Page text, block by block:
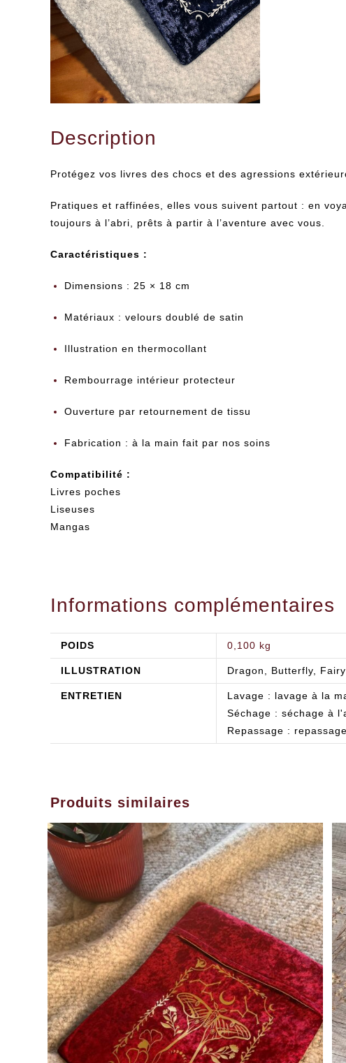
Description
Protégez vos livres des chocs et des agressions
Pratiques et raffinées, elles vous suivent partout : en
toujours à l’abri, prêts à partir à l’aventure avec vous.
Caractéristiques :
Dimensions : 25 × 18 cm
Matériaux : velours doublé de satin
Illustration en thermocollant
Rembourrage intérieur protecteur
Ouverture par retournement de tissu
Fabrication : à la main fait par nos soins
Compatibilité :
Livres poches
Liseuses
Mangas
Informations complémentaires
POIDS 0,100 kg
ILLUSTRATION Dragon, Butterfly, Fairy
ENTRETIEN
Lavage : lavage à la
Séchage : séchage à
Repassage :
Produits similaires